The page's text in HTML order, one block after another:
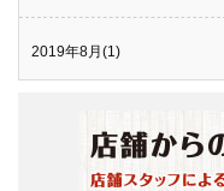
2019年8月(1)